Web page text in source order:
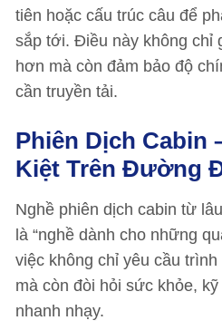
tiên hoặc cấu trúc câu để
sắp tới. Điều này không chỉ
hơn mà còn đảm bảo độ
cần truyền tải.
Phiên Dịch Cabin
Kiệt Trên Đường
Nghề phiên dịch cabin từ
là “nghề dành cho những
việc không chỉ yêu cầu
mà còn đòi hỏi sức khỏe,
nhanh nhạy.